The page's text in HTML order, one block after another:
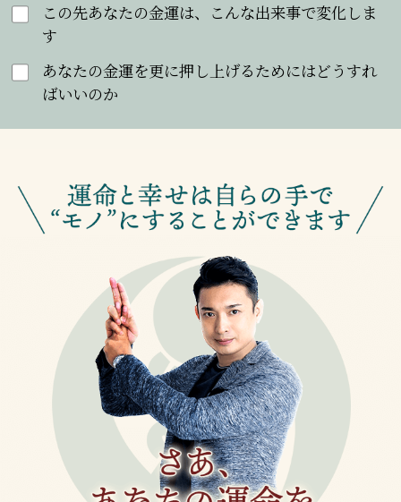
この先あなたの金運は、こんな出来事で変化しま
す
あなたの金運を更に押し上げるためにはどうすれ
ばいいのか